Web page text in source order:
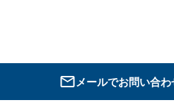
メールでお問い合わ